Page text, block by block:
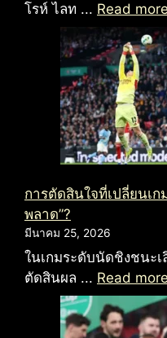
โรห์ ไลท ... Read more
การตัดสินใจที่เปลี่ยนเก
พลาด”?
มีนาคม 25, 2026
ในเกมระดับนัดชิงชนะเ
ตัดสินผล ... Read more